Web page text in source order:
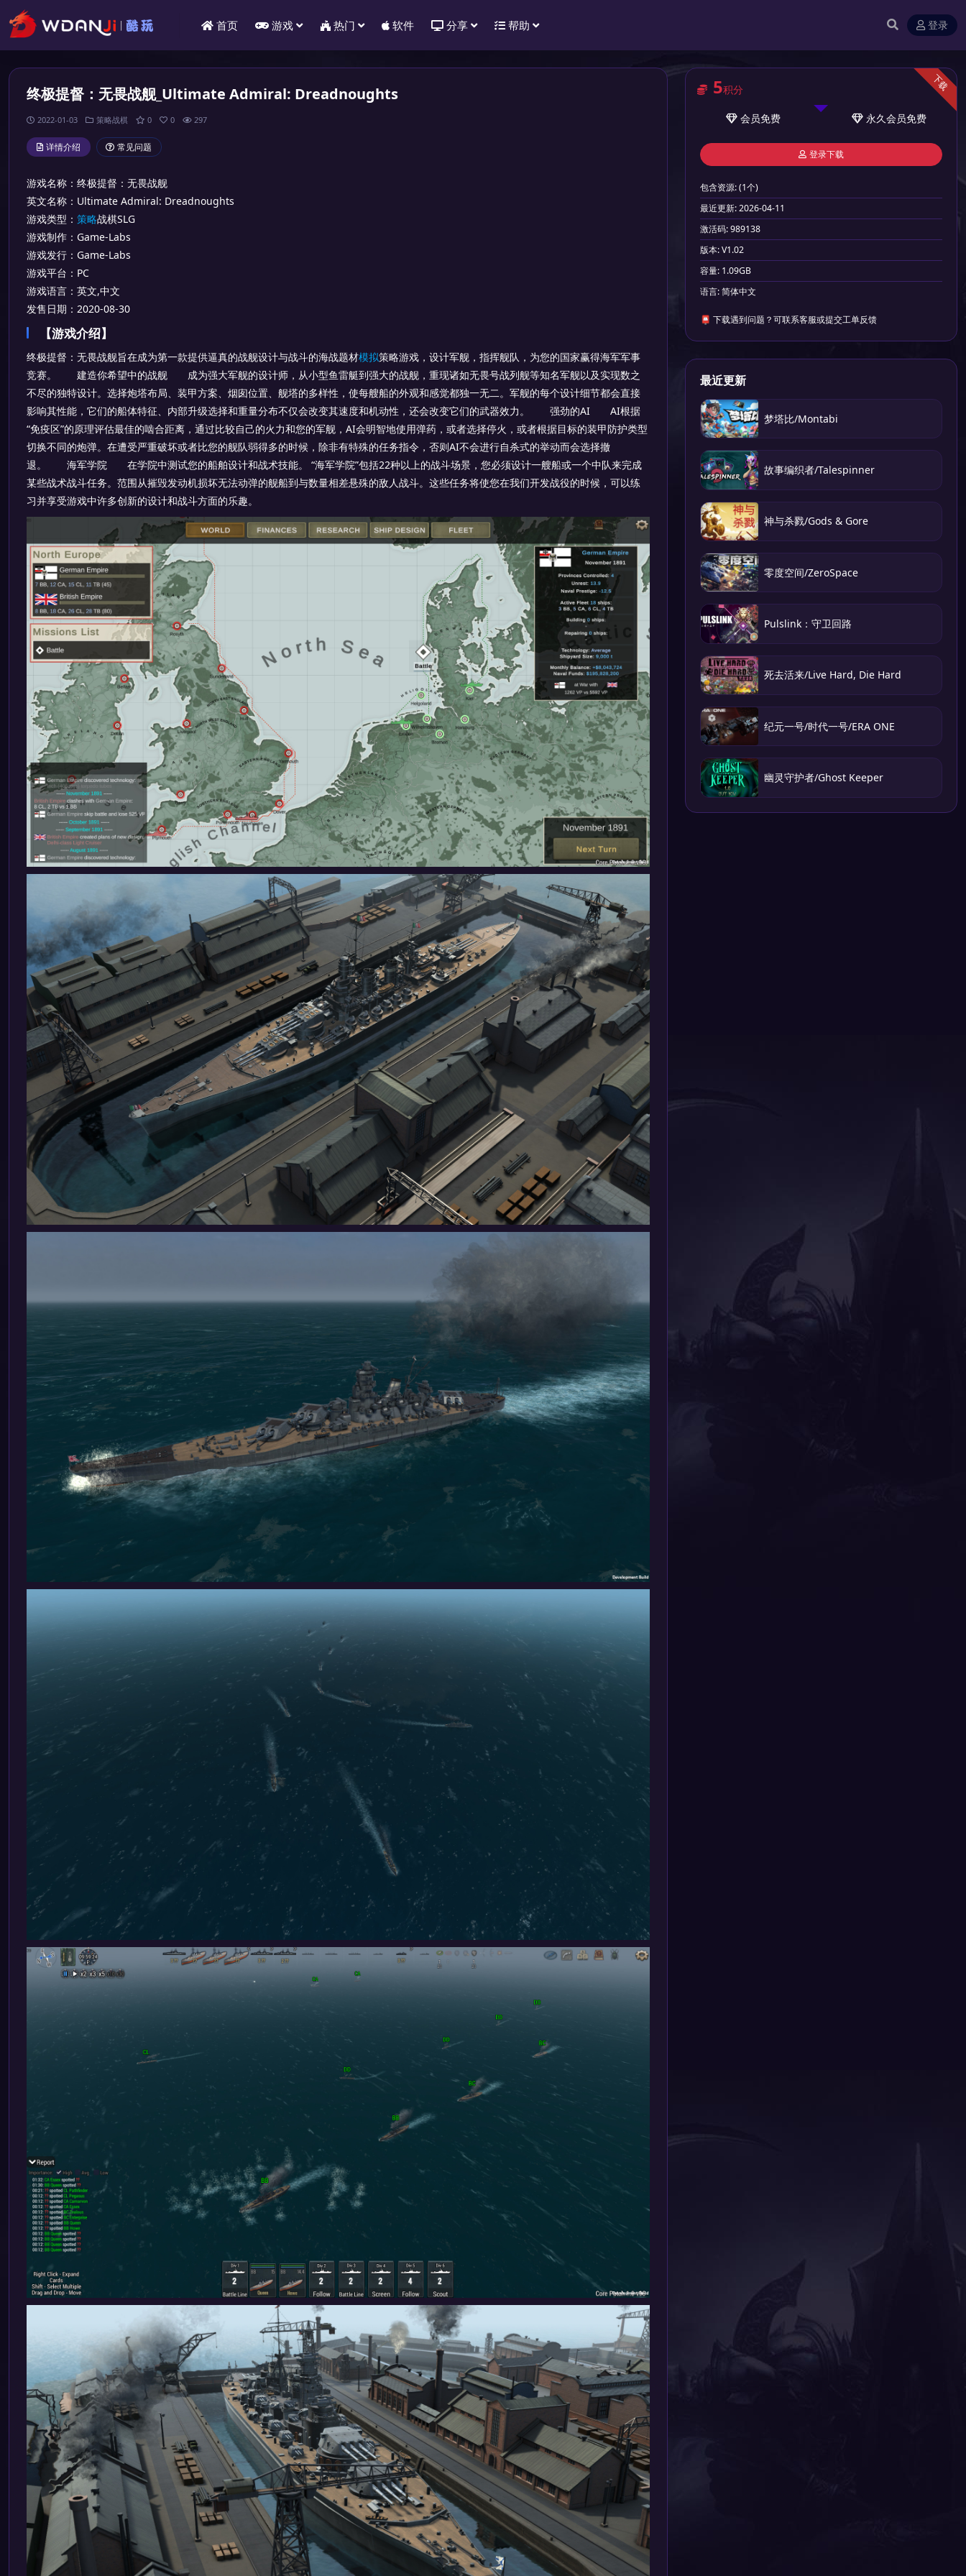
首页 游戏 热门 软件 分享 帮助 登录
终极提督：无畏战舰_Ultimate Admiral: Dreadnoughts
2022-01-03 策略战棋 0 0 297
详情介绍 常见问题
游戏名称：终极提督：无畏战舰
英文名称：Ultimate Admiral: Dreadnoughts
游戏类型： 策略战棋SLG
游戏制作：Game-Labs
游戏发行：Game-Labs
游戏平台：PC
游戏语言：英文,中文
发售日期：2020-08-30
【游戏介绍】
终极提督：无畏战舰旨在成为第一款提供逼真的战舰设计与战斗的海战题材模拟策略游戏，设计军舰，指挥舰队，为您的国家赢得海军军事
竞赛。 建造你希望中的战舰 成为强大军舰的设计师，从小型鱼雷艇到强大的战舰，重现诸如无畏号战列舰等知名军舰以及实现数之
不尽的独特设计。选择炮塔布局、装甲方案、烟囱位置、舰塔的多样性，使每艘船的外观和感觉都独一无二。军舰的每个设计细节都会直接
影响其性能，它们的船体特征、内部升级选择和重量分布不仅会改变其速度和机动性，还会改变它们的武器效力。 强劲的AI AI根据
“免疫区”的原理评估最佳的啮合距离，通过比较自己的火力和您的军舰，AI会明智地使用弹药，或者选择停火，或者根据目标的装甲防护类型
切换不同的炮弹。在遭受严重破坏或者比您的舰队弱得多的时候，除非有特殊的任务指令，否则AI不会进行自杀式的举动而会选择撤
退。 海军学院 在学院中测试您的船舶设计和战术技能。 “海军学院”包括22种以上的战斗场景，您必须设计一艘船或一个中队来完成
某些战术战斗任务。范围从摧毁发动机损坏无法动弹的舰船到与数量相差悬殊的敌人战斗。这些任务将使您在我们开发战役的时候，可以练
习并享受游戏中许多创新的设计和战斗方面的乐趣。
下载
5积分
会员免费 永久会员免费
登录下载
包含资源:(1个)
最近更新:2026-04-11
激活码:989138
版本:V1.02
容量: 1.09GB
语言:简体中文
📮 下载遇到问题？可联系客服或提交工单反馈
最近更新
梦塔比/Montabi
故事编织者/Talespinner
神与杀戮/Gods & Gore
零度空间/ZeroSpace
Pulslink：守卫回路
死去活来/Live Hard, Die Hard
纪元一号/时代一号/ERA ONE
幽灵守护者/Ghost Keeper